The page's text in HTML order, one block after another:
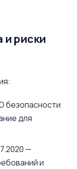
и риски
безопасности
для
—
и